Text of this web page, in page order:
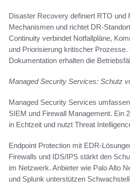
Disaster Recovery definiert RTO und
Mechanismen und richtet DR-
Continuity verbindet Notfallpläne,
und Priorisierung kritischer
Dokumentation erhalten die
Managed Security Services: Schutz
Managed Security Services
SIEM und Firewall Management. Ein
in Echtzeit und nutzt Threat
Endpoint Protection mit EDR-
Firewalls und IDS/IPS stärkt den
im Netzwerk. Anbieter wie Palo Alto
und Splunk unterstützen